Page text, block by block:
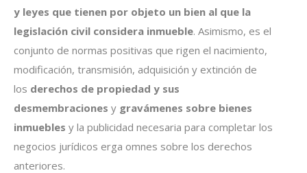
y leyes que tienen por objeto un bien al que la
legislación civil considera inmueble. Asimismo, es el
conjunto de normas positivas que rigen el nacimiento,
modificación, transmisión, adquisición y extinción de
los derechos de propiedad y sus
desmembraciones y gravámenes sobre bienes
inmuebles y la publicidad necesaria para completar los
negocios jurídicos erga omnes sobre los derechos
anteriores.